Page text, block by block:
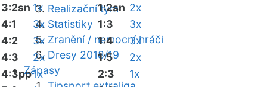
Realizační tým
Statistiky
Zranění / nemocní hráči
Dresy 2018/19
Zápasy
3:2sn 1x
4:1
3x
4:2
3x
4:3
2x
4:3pp1x
1:2sn 2x
1:3
3x
1:4
3x
1:5
2x
2:3
1x